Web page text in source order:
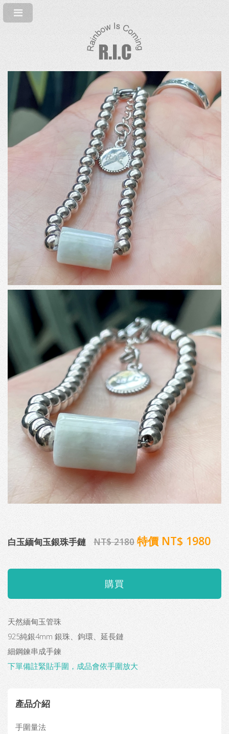
白玉緬甸玉銀珠手鏈 NT$ 2180 特價 NT$ 1980
天然緬甸玉管珠
925純銀4mm 銀珠、鉤環、延長鏈
細鋼鍊串成手鍊
下單備註緊貼手圍，成品會依手圍放大
產品介紹
手圍量法